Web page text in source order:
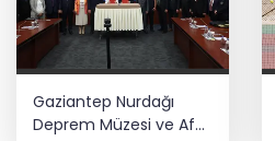
Gaziantep Nurdağı
Deprem Müzesi ve Afet